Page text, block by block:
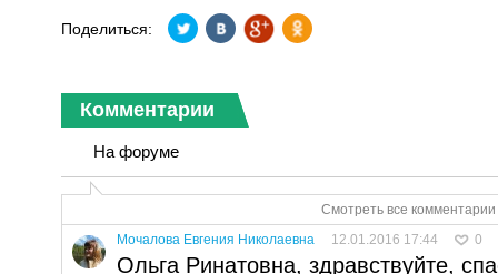
Поделиться:
Комментарии
На форуме
Смотреть все
Мочалова Евгения Николаевна
12.01.2016 17:44 0
Ольга Ринатовна, здравствуйте,